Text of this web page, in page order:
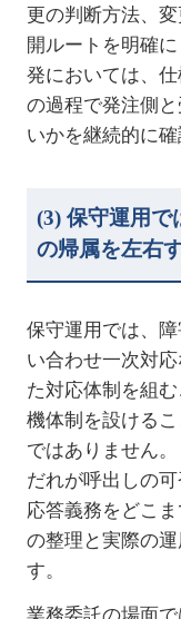
更の判断方法、
開ルートを明確
発においては、
の過程で発注側
いかを継続的に確
(3) 保守運用で
の帰属を左右
保守運用では、
い合わせ一次対
た対応体制を組む
機体制を設ける
ではありません
だれが呼出しの
応答義務をどこ
の整理と実際の
す。